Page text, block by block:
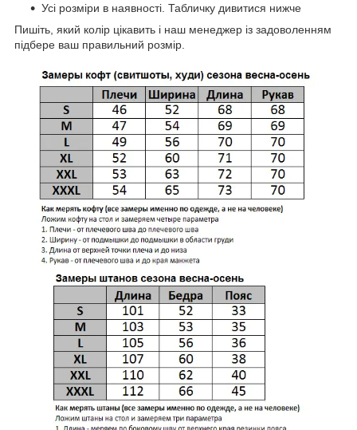
Усі розміри в наявності. Табличку дивитися нижче
Пишіть, який колір цікавить і наш менеджер із задоволенням
підбере ваш правильний розмір.